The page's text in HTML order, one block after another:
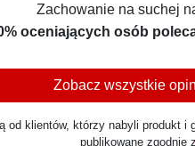
Zachowanie na suchej
oceniających osób
Zobacz wszystkie
od klientów, którzy nabyli produkt i
publikowane zgodnie z